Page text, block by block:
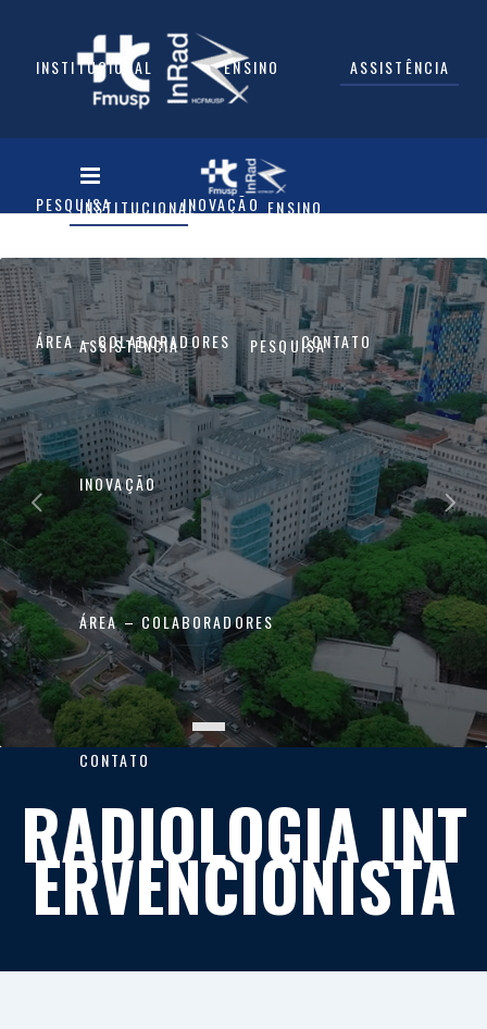
INSTITUCIONAL ENSINO
ASSISTÊNCIA PESQUISA
INOVAÇÃO
ÁREA – COLABORADORES
CONTATO
INSTITUCIONAL ENSINO ASSISTÊNCIA
PESQUISA INOVAÇÃO
ÁREA – COLABORADORES CONTATO
RADIOLOGIAINT
ERVENCIONISTA